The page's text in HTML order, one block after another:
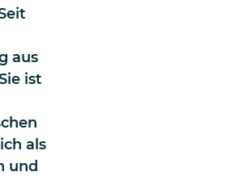
aus
ist
als
und